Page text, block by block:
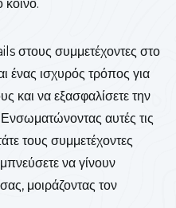
στους συμμετέχοντες στο
ισχυρός τρόπος για
και να εξασφαλίσετε την
αυτές τις
τους συμμετέχοντες
να γίνουν
μοιράζοντας τον